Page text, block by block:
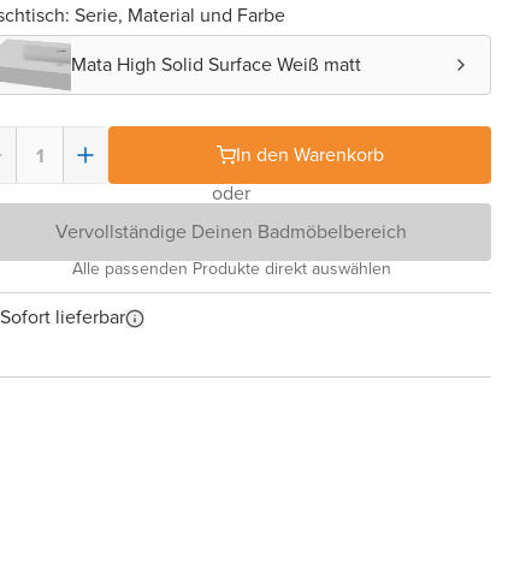
Serie, Material und Farbe
Mata High Solid Surface Weiß matt
In den Warenkorb
oder
Vervollständige Deinen Badmöbelbereich
Alle passenden Produkte direkt auswählen
Sofort lieferbar